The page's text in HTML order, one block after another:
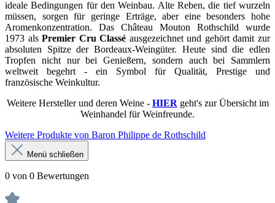
ideale Bedingungen für den Weinbau. Alte Reben, die tief wurzeln
müssen, sorgen für geringe Erträge, aber eine besonders hohe
Aromenkonzentration. Das Château Mouton Rothschild wurde
1973 alsPremier Cru Classé ausgezeichnet und gehört damit zur
absoluten Spitze der Bordeaux-Weingüter. Heute sind die edlen
Tropfen nicht nur bei Genießern, sondern auch bei Sammlern
weltweit begehrt - ein Symbol für Qualität, Prestige und
französische Weinkultur.
Weitere Hersteller und deren Weine - HIER geht's zur Übersicht im
Weinhandel für Weinfreunde.
Weitere Produkte von Baron Philippe de Rothschild
Menü schließen
0 von 0 Bewertungen